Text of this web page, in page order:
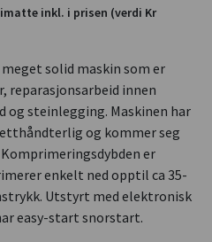
inkl. i prisen (verdi Kr
meget solid maskin som er
reparasjonsarbeid innen
og steinlegging. Maskinen har
og kommer seg
er
enkelt ned opptil ca 35-
Utstyrt med elektronisk
easy-start snorstart.